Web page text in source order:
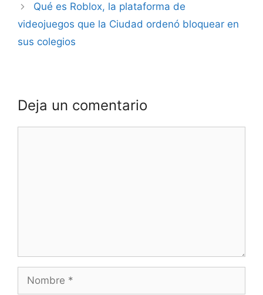
Qué es Roblox, la plataforma de
videojuegos que la Ciudad ordenó bloquear en
sus colegios
Deja un comentario